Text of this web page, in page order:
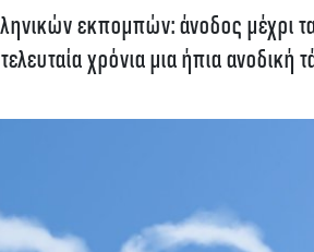
εκπομπών: άνοδος
χρόνια μια ήπια ανοδική